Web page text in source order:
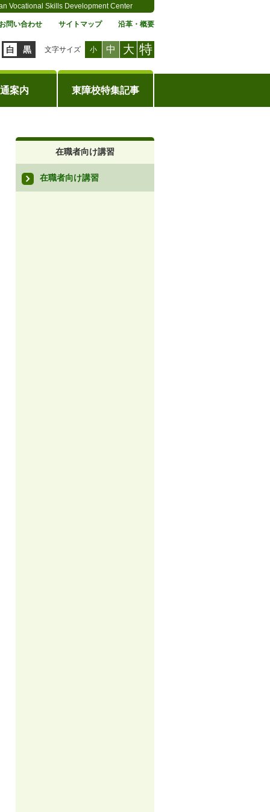
Vocational Skills Development Center
案内 東障校特集記事
白 黒 文字サイズ 小 中 大 特
問い合わせ サイトマップ 沿革・概要
在職者向け講習
在職者向け講習